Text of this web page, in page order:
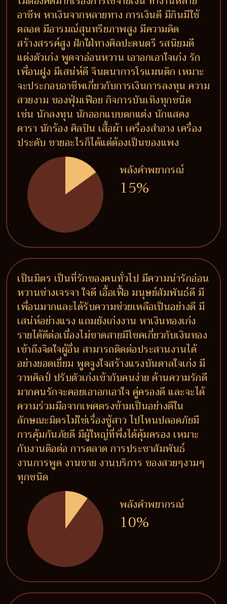
อาชีพ หาเงินจากหลายทาง การเงินดี มีกินมีใช้
ตลอด มีอารมณ์สุนทรียภาพสูง มีความคิด
สร้างสรรค์สูง ฝักใฝ่ทางศิลปะดนตรี รสนิยมดี
แต่งตัวเก่ง พูดจาอ่อนหวาน เอาอกเอาใจเก่ง รัก
เพื่อนฝูง มีเสน่ห์ดี จินตนาการโรแมนติก เหมาะ
จะประกอบอาชีพเกี่ยวกับการเงินการลงทุน ความ
สวยงาม ของฟุ่มเฟือย กิจการบันเทิงทุกชนิด
เช่น นักลงทุน นักออกแบบตกแต่ง นักแสดง
ดารา นักร้อง ศิลปิน เสื้อผ้า เครื่องสำอาง เครื่อง
ประดับ ขายอะไรก็ได้แต่ต้องเป็นของแพง
พลังคำพยากรณ์
15%
เป็นมิตร เป็นที่รักของคนทั่วไป มีความน่ารักอ่อน
หวานช่างเจรจา ใจดี เอื้อเฟื้อ มนุษย์สัมพันธ์ดี มี
เพื่อนมากและได้รับความช่วยเหลือเป็นอย่างดี มี
เสน่ห์อย่างแรง แถมยังเก่งงาน หาเงินทองเก่ง
รายได้ดีต่อเนื่องไม่ขาดสายมีโชคเกี่ยวกับเงินทอง
เข้าถึงจิตใจผู้อื่น สามารถติดต่อประสานงานได้
อย่างยอดเยี่ยม พูดจูงใจสร้างแรงบันดาลใจเก่ง มี
วาทศิลป์ ปรับตัวเก่งเข้ากับคนง่าย ด้านความรักดี
มากคนรักจะคอยเอาอกเอาใจ คู่ครองดี และจะได้
ความร่วมมือจากเพศตรงข้ามเป็นอย่างดีใน
ลักษณะมิตรไม่ใช่เรื่องชู้สาว ไปไหนปลอดภัยมี
การคุ้มกันภัยดี มีผู้ใหญ่ที่พึ่งได้คุ้มครอง เหมาะ
กับงานติอต่อ การตลาด การประชาสัมพันธ์
งานการพูด งานขาย งานบริการ ของสวยๆงามๆ
ทุกชนิด
พลังคำพยากรณ์
10%